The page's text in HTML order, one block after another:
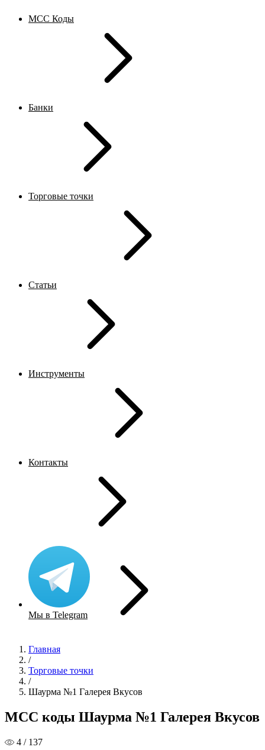
MCC Коды
Банки
Торговые точки
Статьи
Инструменты
Контакты
Мы в Telegram
Главная
/
Торговые точки
/
Шаурма №1 Галерея Вкусов
MCC коды Шаурма №1 Галерея Вкусов
4 / 137